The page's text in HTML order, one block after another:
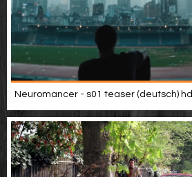
Neuromancer - s01 teaser (deutsch) hd